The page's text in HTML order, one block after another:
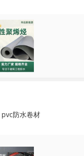
pvc防水卷材